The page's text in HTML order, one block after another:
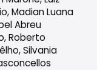
Madian Luana
Abreu
Roberto
Silvania